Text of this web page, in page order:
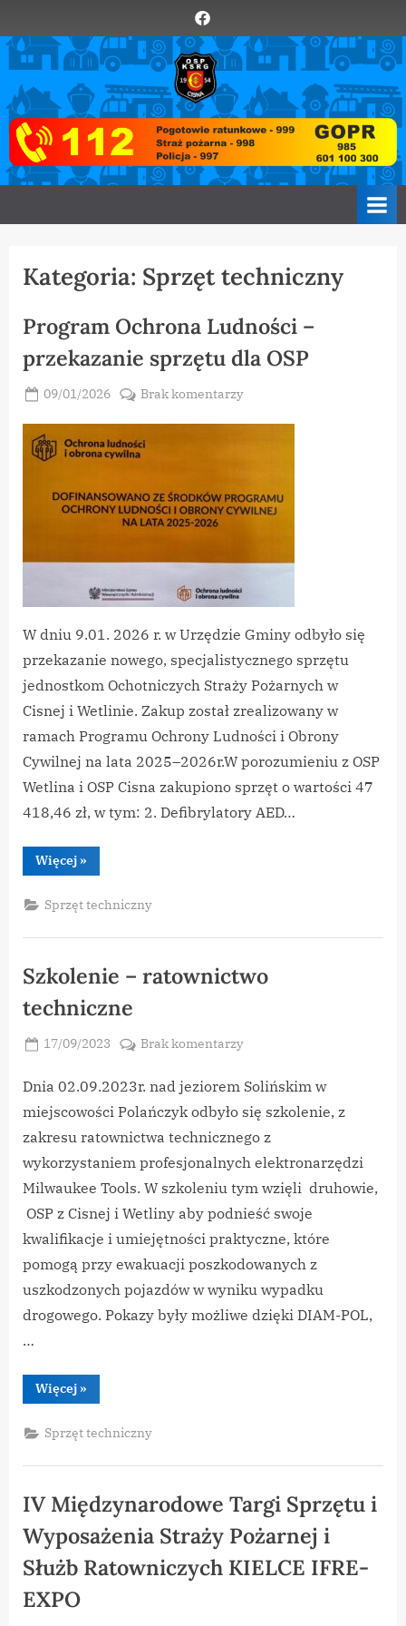
to
content
Element
menu
O
S
P
C
i
a
Zawsze
Wami
Kategoria: Sprzęt techniczny
Program Ochrona Ludności –
przekazanie sprzętu dla OSP
Posted
09/01/2026
Brak komentarzydo
przekazanie
sprzętu
OSP
W dniu 9.01. 2026 r. w Urzędzie Gminy odbyło się
przekazanie nowego, specjalistycznego sprzętu
jednostkom Ochotniczych Straży Pożarnych w
Cisnej i Wetlinie. Zakup został zrealizowany w
ramach Programu Ochrony Ludności i Obrony
Cywilnej na lata 2025–2026r.W porozumieniu z OSP
Wetlina i OSP Cisna zakupiono sprzęt o wartości 47
418,46 zł, w tym: 2. Defibrylatory AED…
Więcej“Program
przekazanie
dla
»
Sprzęt techniczny
Szkolenie – ratownictwo
techniczne
Posted
17/09/2023
Brak komentarzydo
–
ratownictwo
Dnia 02.09.2023r. nad jeziorem Solińskim w
miejscowości Polańczyk odbyło się szkolenie, z
zakresu ratownictwa technicznego z
wykorzystaniem profesjonalnych elektronarzędzi
Milwaukee Tools. W szkoleniu tym wzięli druhowie,
OSP z Cisnej i Wetliny aby podnieść swoje
kwalifikacje i umiejętności praktyczne, które
pomogą przy ewakuacji poszkodowanych z
uszkodzonych pojazdów w wyniku wypadku
drogowego. Pokazy były możliwe dzięki DIAM-POL,
…
Więcej“Szkolenie
–
techniczne”
»
Sprzęt techniczny
IV Międzynarodowe Targi Sprzętu i
Wyposażenia Straży Pożarnej i
Służb Ratowniczych KIELCE IFRE-
EXPO